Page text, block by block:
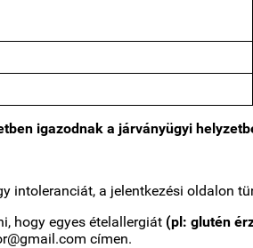
igazodnak a járványügyi
intoleranciát, a jelentkezési oldalon
hogy egyes ételallergiát (pl: glutén
címen.